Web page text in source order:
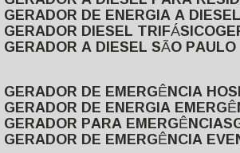
GERADOR DE ENERGIA A
GERADOR DIESEL TRIFÁSICO
GERADOR A DIESEL SÃO PAULO
GERADOR DE EMERGÊNCIA
GERADOR DE ENERGIA
GERADOR PARA EMERGÊNCIAS
GERADOR DE EMERGÊNCIA